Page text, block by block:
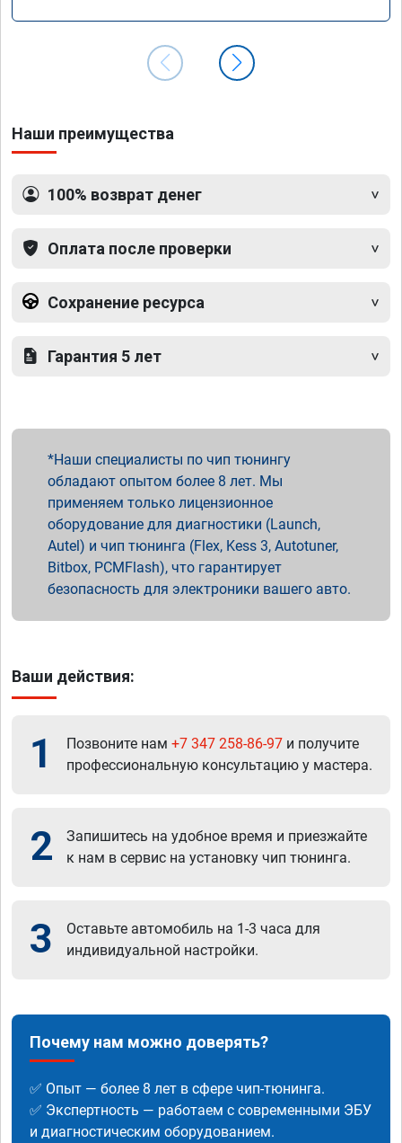
Наши преимущества
100% возврат денег
Оплата после проверки
Сохранение ресурса
Гарантия 5 лет
Наши специалисты по чип тюнингу
обладают опытом более 8 лет. Мы
применяем только лицензионное
оборудование для диагностики (Launch,
Autel) и чип тюнинга (Flex, Kess 3, Autotuner,
Bitbox, PCMFlash), что гарантирует
безопасность для электроники вашего авто.
Ваши действия:
1 Позвоните нам +7 347 258-86-97 и получите
профессиональную консультацию у мастера.
2
Запишитесь на удобное время и приезжайте
к нам в сервис на установку чип тюнинга.
3
Оставьте автомобиль на 1-3 часа для
индивидуальной настройки.
Почему нам можно доверять?
✅ Опыт — более 8 лет в сфере чип-тюнинга.
✅ Экспертность — работаем с современными ЭБУ
и диагностическим оборудованием.